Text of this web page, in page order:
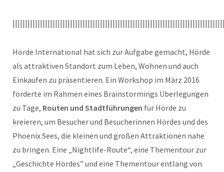
Hörde International hat sich zur Aufgabe gemacht, Hörde
als attraktiven Standort zum Leben, Wohnen und auch
Einkaufen zu präsentieren. Ein Workshop im März 2016
förderte im Rahmen eines Brainstormings Überlegungen
zu Tage, Routen und Stadtführungen für Hörde zu
kreieren, um Besucher und Besucherinnen Hördes und des
Phoenix Sees, die kleinen und großen Attraktionen nahe
zu bringen. Eine „Nightlife-Route“, eine Thementour zur
„Geschichte Hördes” und eine Thementour entlang von